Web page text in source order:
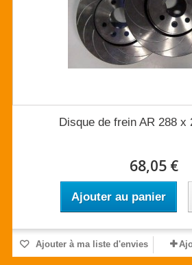
Disque de frein AR 288 x
68,05 €
Ajouter au panier
Ajouter à ma liste d'envies